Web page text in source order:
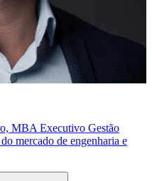
MBA Executivo Gestão
mercado de engenharia e